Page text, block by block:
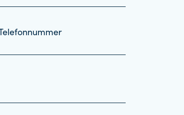
Telefonnummer